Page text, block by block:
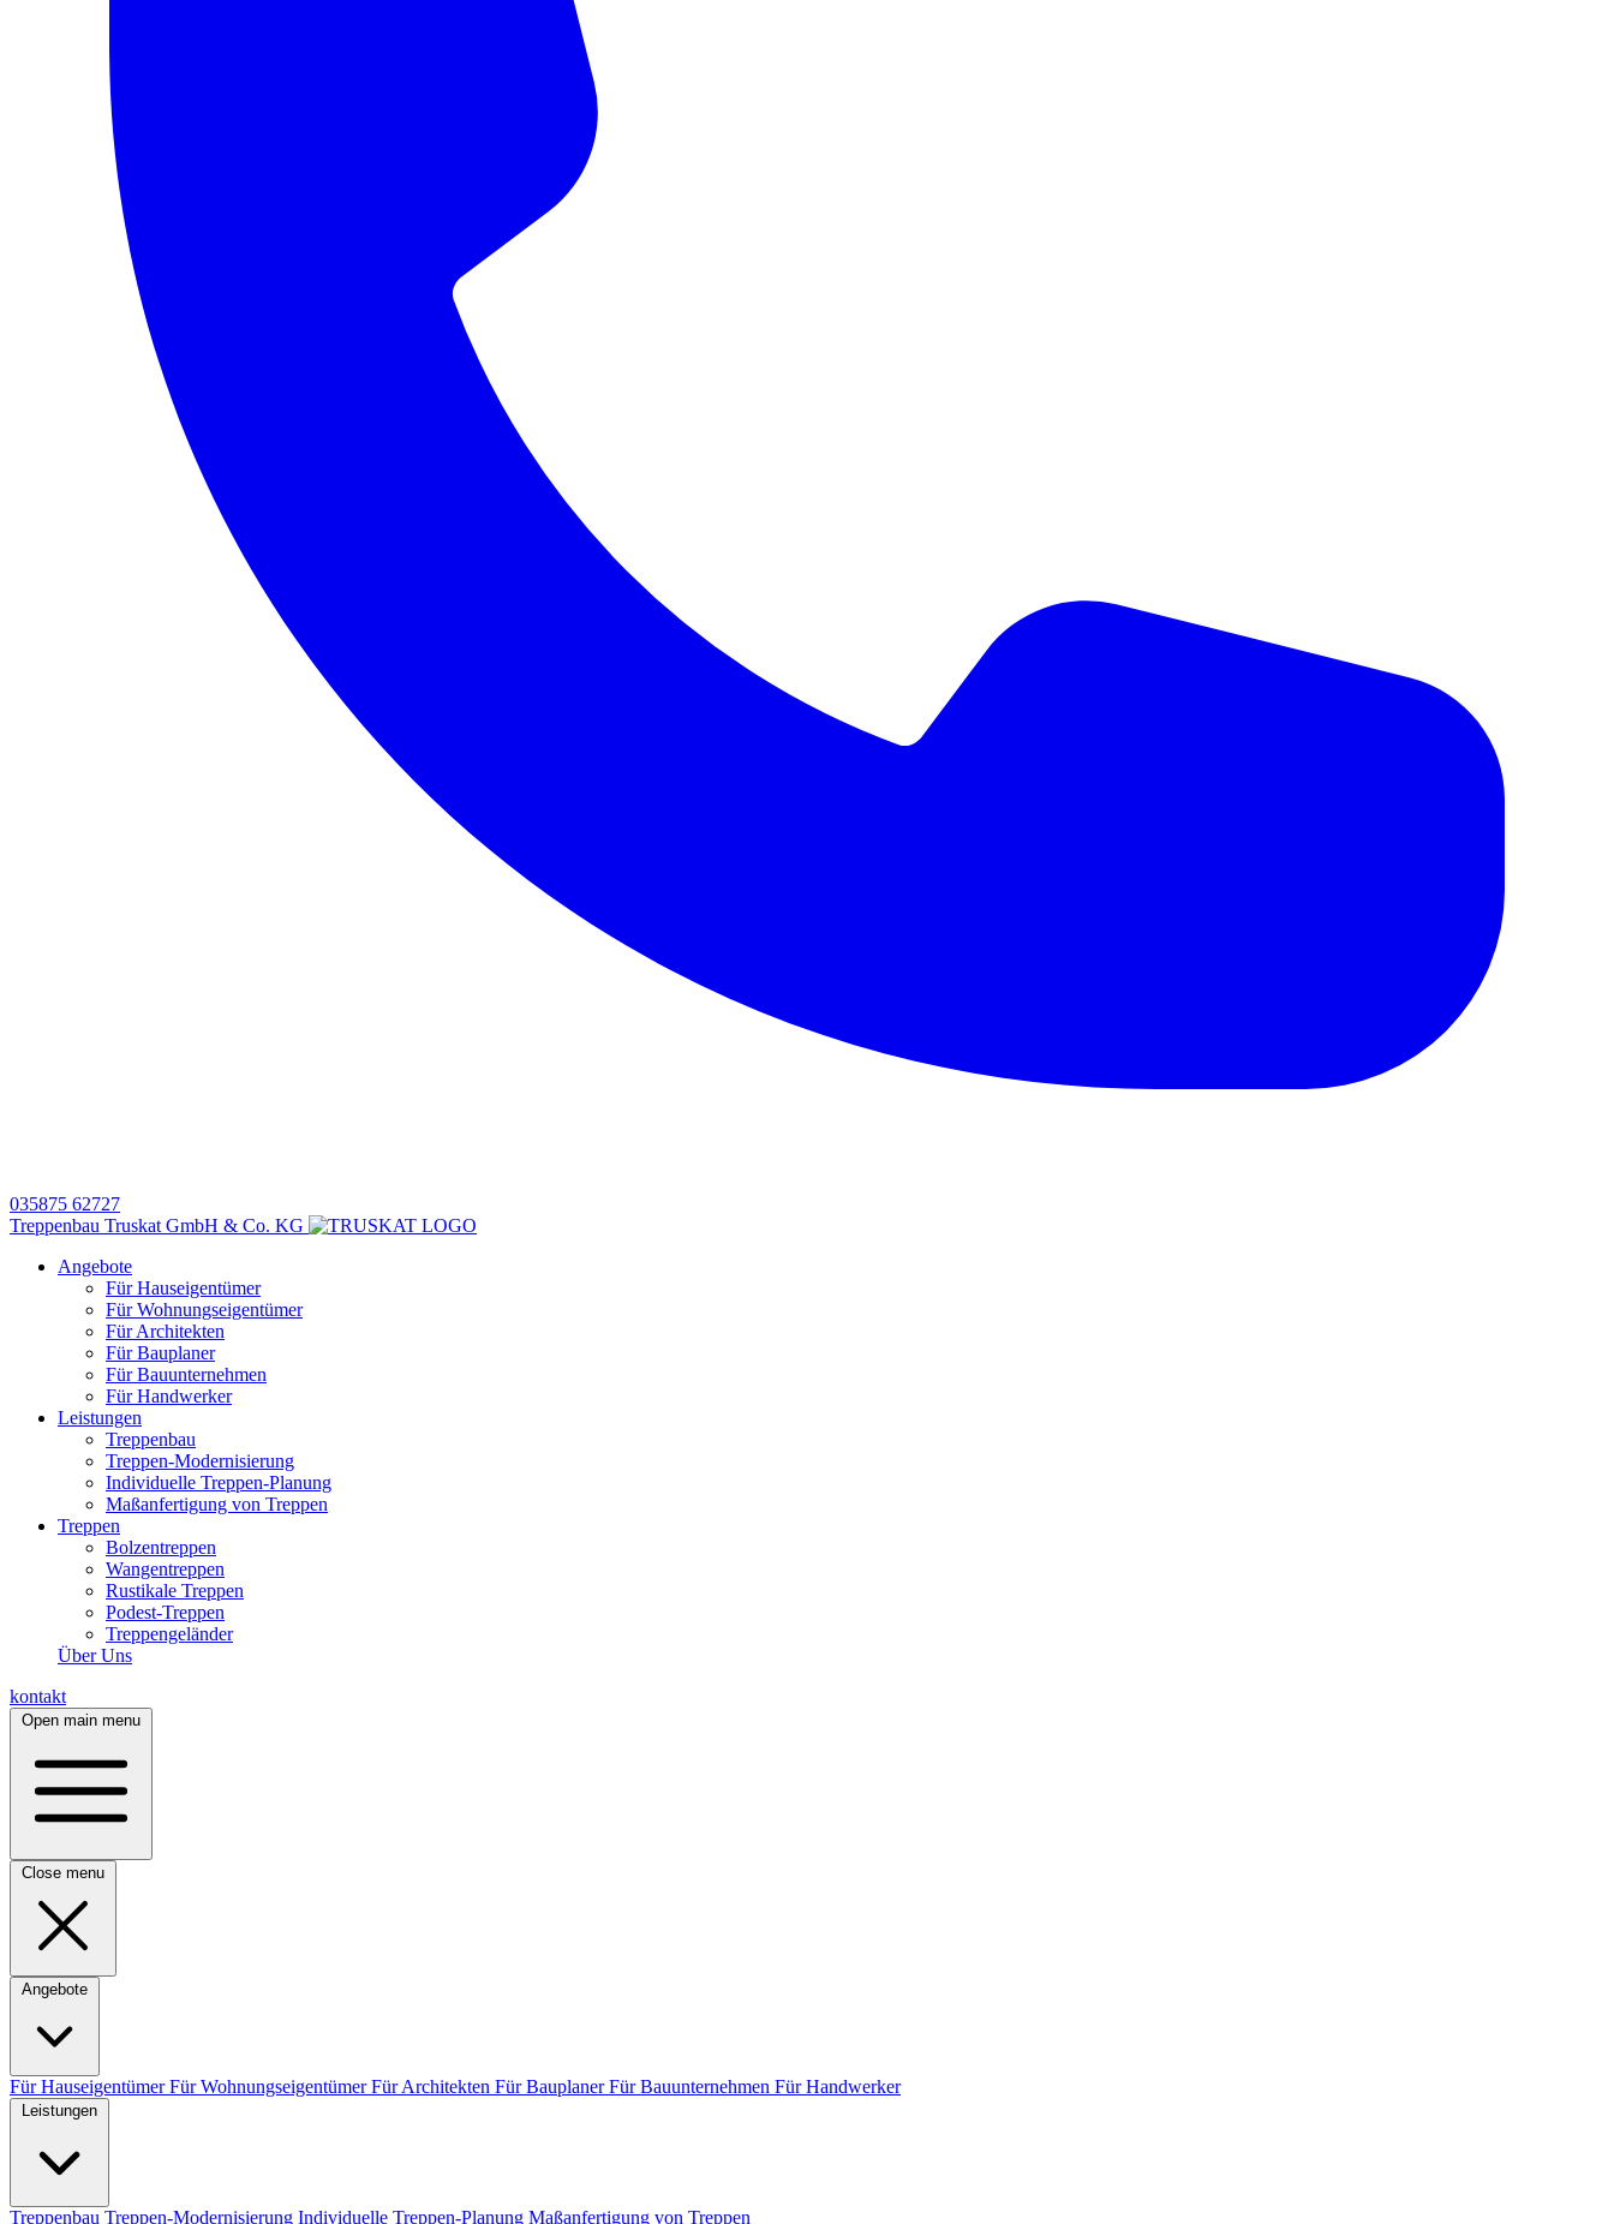
035875 62727
Treppenbau Truskat GmbH & Co. KG
Angebote
Für Hauseigentümer
Für Wohnungseigentümer
Für Architekten
Für Bauplaner
Für Bauunternehmen
Für Handwerker
Leistungen
Treppenbau
Treppen-Modernisierung
Individuelle Treppen-Planung
Maßanfertigung von Treppen
Treppen
Bolzentreppen
Wangentreppen
Rustikale Treppen
Podest-Treppen
Treppengeländer
Über Uns
kontakt
Open main menu
Close menu
Angebote
Für HauseigentümerFür WohnungseigentümerFür Architekten Für BauplanerFür Bauunternehmen Für Handwerker
Leistungen
Treppenbau Treppen-Modernisierung Individuelle Treppen-Planung Maßanfertigung von Treppen